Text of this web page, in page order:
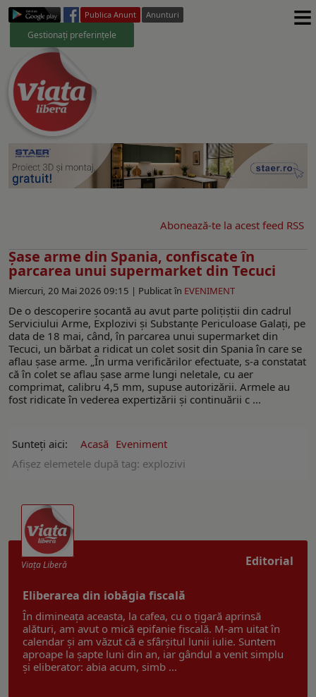
Publica Anunt Anunturi
Gestionați preferințele ≡
Abonează-te la acest feed RSS
Şase arme din Spania, confiscate în
parcarea unui supermarket din Tecuci
Miercuri, 20 Mai 2026 09:15 | Publicat în EVENIMENT
De o descoperire șocantă au avut parte polițiștii din cadrul
Serviciului Arme, Explozivi și Substanțe Periculoase Galați, pe
data de 18 mai, când, în parcarea unui supermarket din
Tecuci, un bărbat a ridicat un colet sosit din Spania în care se
aflau şase arme. „În urma verificărilor efectuate, s-a constatat
că în colet se aflau șase arme lungi neletale, cu aer
comprimat, calibru 4,5 mm, supuse autorizării. Armele au
fost ridicate în vederea expertizării și continuării c ...
Sunteți aici: Acasă Eveniment
Afişez elemetele după tag: explozivi
Editorial
Viaţa Liberă
Eliberarea din iobăgia fiscală
În dimineața aceasta, la cafea, cu o țigară aprinsă
alături, am avut o mică epifanie fiscală. M-am uitat în
calendar și am văzut că e sfârșitul lunii iulie. Suntem
aproape la șapte luni din an, iar gândul a venit simplu
și eliberator: abia acum, simb ...